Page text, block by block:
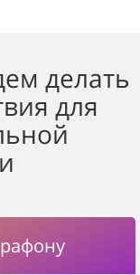
делать
для